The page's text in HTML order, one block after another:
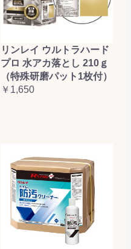
リンレイ ウルトラハード
プロ 水アカ落とし 210ｇ
（特殊研磨パット1枚付）
￥1,650